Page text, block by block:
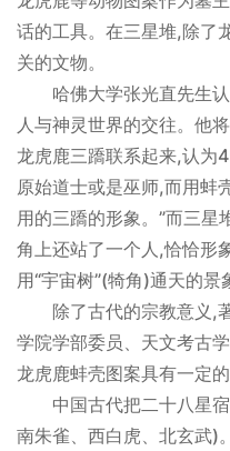
话的工具。在三星堆,除了
关的文物。
哈佛大学张光直先生认
人与神灵世界的交往。他
龙虎鹿三蹻联系起来,认为
原始道士或是巫师,而用蚌
用的三蹻的形象。”而三星
角上还站了一个人,恰恰形
用“宇宙树”(犄角)通天的
除了古代的宗教意义,著
学院学部委员、天文考古
龙虎鹿蚌壳图案具有一定的
中国古代把二十八星宿
南朱雀、西白虎、北玄武)